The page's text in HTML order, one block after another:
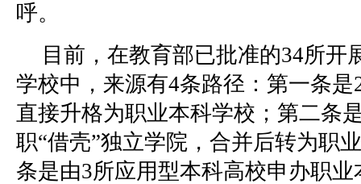
呼。
目前，在教育部已批准的34所开
学校中，来源有4条路径：第一条是
直接升格为职业本科学校；第二条
职“借壳”独立学院，合并后转为职
条是由3所应用型本科高校申办职